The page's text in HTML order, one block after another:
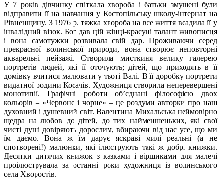
У 7 років дівчинку спіткала хвороба і батьки змушені були
відправити її на навчання у Костопільську школу-інтернат на
Рівненщину. З 1976 р. тяжка хвороба на все життя всадила її у
інвалідний візок. Бог дав цій жінці-красуні талант живописця
і вона самотужки розвивала свій дар. Проживаючи серед
прекрасної волинської природи, вона створює неповторні
акварельні пейзажі. Створила мисткиня велику галерею
портретів людей, які її оточують; дітей, що приходять в її
домівку вчитися малювати у тьоті Валі. В її доробку портрети
видатної родини Косачів. Художниця створила неперевершені
монотипії. Графічні роботи об’єднані філософією двох
кольорів – «Червоне і чорне» – це роздуми авторки про наш
духовний і душевний світ. Валентина Михальська неймовірно
щедра на любов до дітей, до тих найменшеньких, які свої
чисті душі довіряють дорослим, вбираючи від нас усе, що ми
їм даємо. Вона ж їм дарує яскраві милі реальні (а не
спотворені!) малюнки, які ілюструють такі ж добрі книжки.
Десятки дитячих книжок з казками і віршиками для малечі
проілюструвала за останні роки художниця із волинського
села Хворостів.